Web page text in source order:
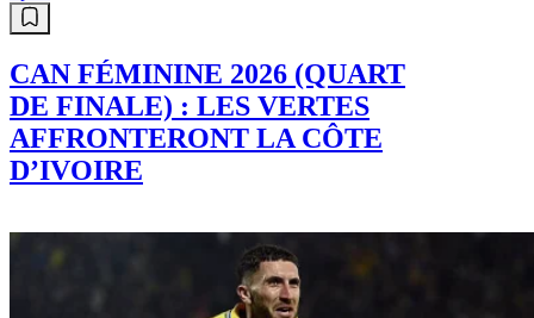
CAN FÉMININE 2026 (QUART
DE FINALE) : LES VERTES
AFFRONTERONT LA CÔTE
D’IVOIRE